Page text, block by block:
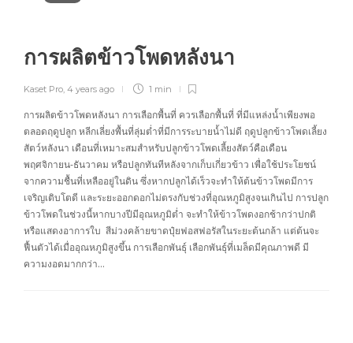
การผลิตข้าวโพดหลังนา
Kaset Pro, 4 years ago 1 min
การผลิตข้าวโพดหลังนา การเลือกพื้นที่ ควรเลือกพื้นที่ ที่มีแหล่งน้ำเพียงพอ
ตลอดฤดูปลูก หลีกเลี่ยงพื้นที่ลุ่มต่ำที่มีการระบายน้ำไม่ดี ฤดูปลูกข้าวโพดเลี้ยง
สัตว์หลังนา เดือนที่เหมาะสมสำหรับปลูกข้าวโพดเลี้ยงสัตว์คือเดือน
พฤศจิกายน-ธันวาคม หรือปลูกทันทีหลังจากเก็บเกี่ยวข้าว เพื่อใช้ประโยชน์
จากความชื้นที่เหลืออยู่ในดิน ซึ่งหากปลูกได้เร็วจะทำให้ต้นข้าวโพดมีการ
เจริญเติบโตดี และระยะออกดอกไม่ตรงกับช่วงที่อุณหภูมิสูงจนเกินไป การปลูก
ข้าวโพดในช่วงนี้หากบางปีมีอุณหภูมิต่ำ จะทำให้ข้าวโพดงอกช้ากว่าปกติ
หรือแสดงอาการใบ สีม่วงคล้ายขาดปุ๋ยฟอสฟอรัสในระยะต้นกล้า แต่ต้นจะ
ฟื้นตัวได้เมื่ออุณหภูมิสูงขึ้น การเลือกพันธุ์ เลือกพันธุ์ที่เมล็ดมีคุณภาพดี มี
ความงอดมากกว่า…